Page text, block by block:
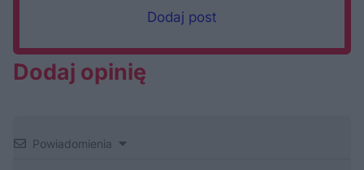
Dodaj post
Dodaj opinię
Powiadomienia